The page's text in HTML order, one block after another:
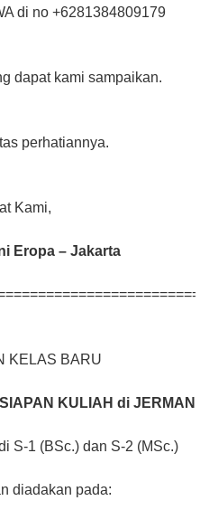
di no +6281384809179
dapat kami sampaikan.
perhatiannya.
Kami,
Eropa – Jakarta
KELAS BARU
KULIAH di JERMAN
S-1 (BSc.) dan S-2 (MSc.)
diadakan pada: